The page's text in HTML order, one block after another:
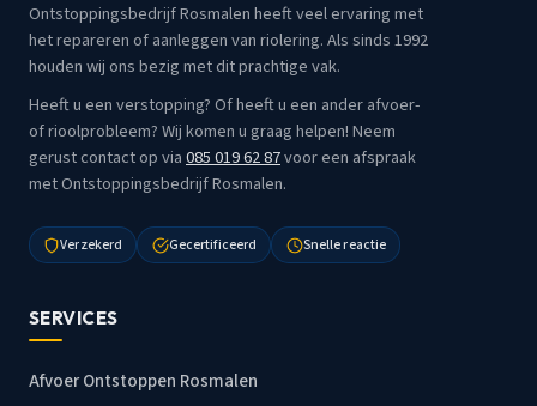
Ontstoppingsbedrijf Rosmalen heeft veel ervaring met
het repareren of aanleggen van riolering. Als sinds 1992
houden wij ons bezig met dit prachtige vak.
Heeft u een verstopping? Of heeft u een ander afvoer-
of rioolprobleem? Wij komen u graag helpen! Neem
gerust contact op via085 019 62 87voor een afspraak
met Ontstoppingsbedrijf Rosmalen.
Verzekerd Gecertificeerd Snelle reactie
SERVICES
Afvoer Ontstoppen Rosmalen